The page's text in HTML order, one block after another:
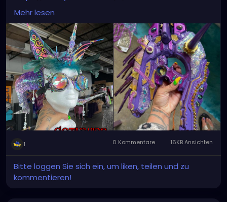
And please follow me on my social media account.
https://linktr.ee/xzanthiaadventure
https://www.tiktok.com/@xzanthia.octoshroom?
lang=en
https://www.facebook.com/XZanthiaOctoshroom
https://twitter.com/XZanthiaDOTcom
https://www.instagram.com/xzanthiaadventure/
Thank you sooooooooooooooo much!🌸💕😁💜☺️⭐️
#tattooedcommunity#tattooedmodels
#tattooedandfit#tattooedpinup #tattooedladies
#tattooedhotties#tattooedandsexy
#tattooedmoms
#tattooed_body_art
#tattooedgirlsdoitbetter #tattooedlegs
#tattooedbeauty
Mehr lesen
1 0 Kommentare 16KB Ansichten
Bitte loggen Sie sich ein, um liken, teilen und zu
kommentieren!